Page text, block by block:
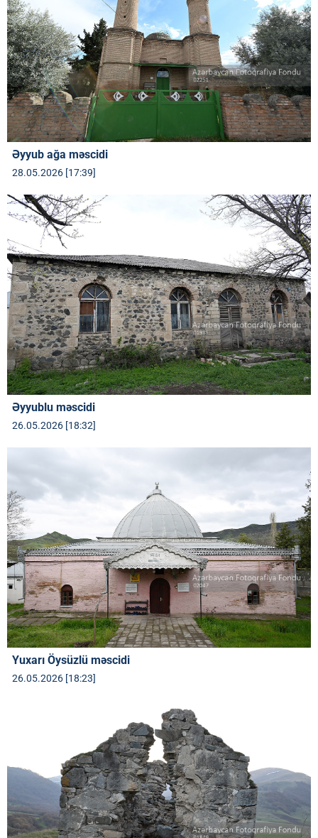
Əyyub ağa məscidi
28.05.2026 [17:39]
Əyyublu məscidi
26.05.2026 [18:32]
Yuxarı Öysüzlü məscidi
26.05.2026 [18:23]